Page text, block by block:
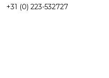
+31 (0) 223-532727